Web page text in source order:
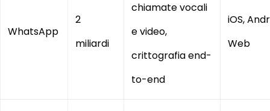
WhatsApp
2
miliardi
chiamate vocali
e video,
crittografia end-
to-end
iOS,
Web